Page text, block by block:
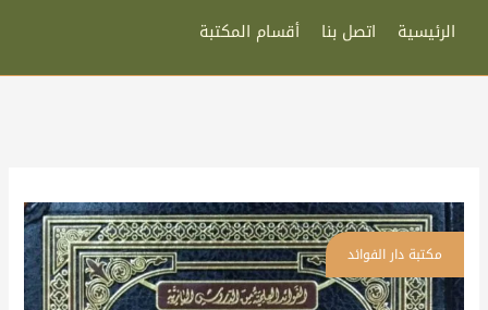
الرئيسية اتصل بنا أقسام المكتبة